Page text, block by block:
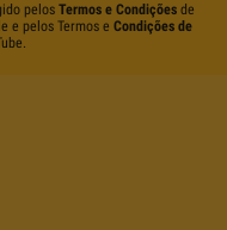
pelos Termos e Condiçõesde
e pelos Termos e Condições de